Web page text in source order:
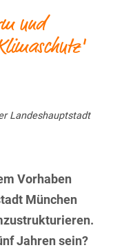
und
Landeshauptstadt
Vorhaben
München
Jahren sein?